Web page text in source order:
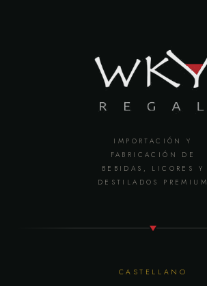
IMPORTACIÓN Y
FABRICACIÓN DE
BEBIDAS, LICORES Y
DESTILADOS PREMIUM
CASTELLANO